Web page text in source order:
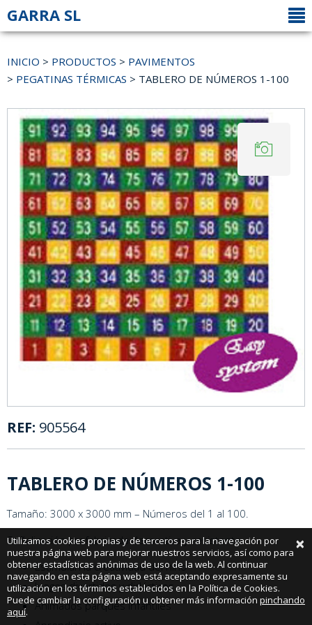
GARRA SL
INICIO > PRODUCTOS > PAVIMENTOS
> PEGATINAS TÉRMICAS > TABLERO DE NÚMEROS 1-100
REF: 905564
TABLERO DE NÚMEROS 1-100
Tamaño: 3000 x 3000 mm – Números del 1 al 100.
Señalización prefabricada decorativa y resistente.
Estimulan la creatividad del niño
Juegos divertidos y didácticos.
Animados parques infantiles
×
Utilizamos cookies propias y de terceros para la navegación por
nuestra página web para mejorar nuestros servicios, así como para
obtener estadísticas anónimas de uso de la web. Al continuar
navegando en esta página web está aceptando expresamente su
utilización en los términos establecidos en la Política de Cookies.
Puede cambiar la configuración u obtener más información pinchando
aquí.